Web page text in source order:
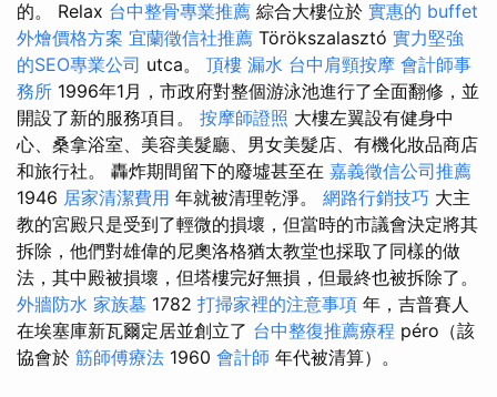
的。 Relax 台中整骨專業推薦 綜合大樓位於 實惠的 buffet
外燴價格方案 宜蘭徵信社推薦 Törökszalasztó 實力堅強
的SEO專業公司 utca。 頂樓 漏水 台中肩頸按摩 會計師事
務所 1996年1月，市政府對整個游泳池進行了全面翻修，並
開設了新的服務項目。 按摩師證照 大樓左翼設有健身中
心、桑拿浴室、美容美髮廳、男女美髮店、有機化妝品商店
和旅行社。 轟炸期間留下的廢墟甚至在 嘉義徵信公司推薦
1946 居家清潔費用 年就被清理乾淨。 網路行銷技巧 大主
教的宮殿只是受到了輕微的損壞，但當時的市議會決定將其
拆除，他們對雄偉的尼奧洛格猶太教堂也採取了同樣的做
法，其中殿被損壞，但塔樓完好無損，但最終也被拆除了。
外牆防水 家族墓 1782 打掃家裡的注意事項 年，吉普賽人
在埃塞庫新瓦爾定居並創立了 台中整復推薦療程 péro（該
協會於 筋師傅療法 1960 會計師 年代被清算）。